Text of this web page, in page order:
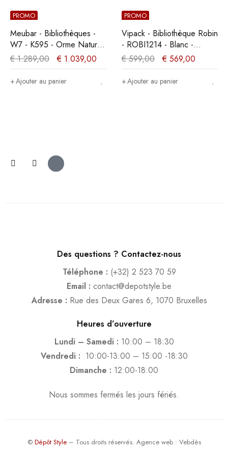
PROMO
Meubar - Bibliothèques -
W7 - K595 - Orme Naturel
- 216x209x50cm
€1.289,00 € 1.039,00
Ajouter au panier
PROMO
Vipack - Bibliothèque Robin
- ROBI1214 - Blanc -
40x204xcm
€599,00 € 569,00
Ajouter au panier
Des questions ? Contactez-nous
Téléphone : (+32) 2 523 70 59
Email : contact@depotstyle.be
Adresse : Rue des Deux Gares 6, 1070 Bruxelles
Heures d’ouverture
Lundi – Samedi : 10:00 – 18:30
Vendredi : 10:00-13:00 – 15:00 -18:30
Dimanche : 12:00-18:00
Nous sommes fermés les jours fériés.
© Dépôt Style– Tous droits réservés. Agence web: Vebdès